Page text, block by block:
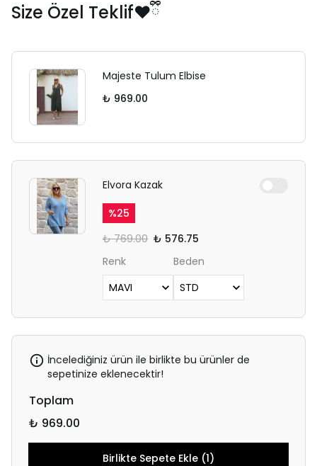
Size Özel Teklif❤️ྀི
Majeste Tulum Elbise
₺ 969.00
Elvora Kazak
%25
₺ 769.00 ₺ 576.75
Renk
Beden
İncelediğiniz ürün ile birlikte bu ürünler de
sepetinize eklenecektir!
Toplam
₺ 969.00
Birlikte Sepete Ekle (1)